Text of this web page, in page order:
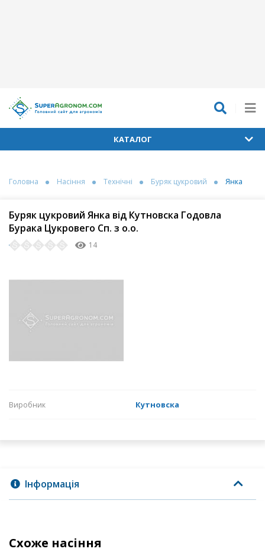
КАТАЛОГ
Головна Насіння Технічні Буряк цукровий Янка
Буряк цукровий Янка від Кутновска Годовла
Бурака Цукровего Сп. з о.о.
14
Виробник Кутновска
Інформація
Схоже насіння